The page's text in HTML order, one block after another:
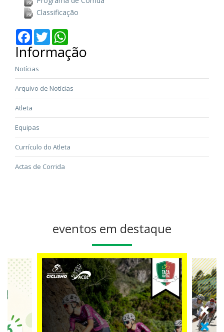
Classificação
Facebook
Twitter
Informação
Notícias
Arquivo de Notícias
Atleta
Equipas
Currículo do Atleta
Actas de Corrida
eventos em destaque